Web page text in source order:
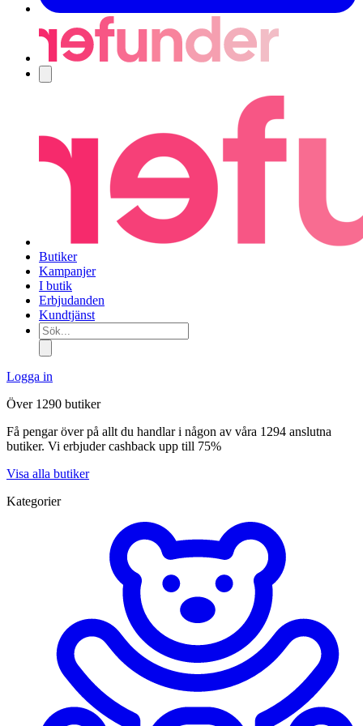
Butiker
Kampanjer
I butik
Erbjudanden
Kundtjänst
Sök...
Logga in
Över 1290 butiker
Få pengar över på allt du handlar i någon av våra 1294 anslutna
butiker. Vi erbjuder cashback upp till 75%
Visa alla butiker
Kategorier